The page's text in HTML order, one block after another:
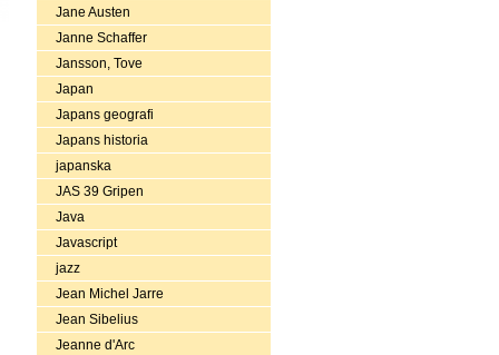
Jane Austen
Janne Schaffer
Jansson, Tove
Japan
Japans geografi
Japans historia
japanska
JAS 39 Gripen
Java
Javascript
jazz
Jean Michel Jarre
Jean Sibelius
Jeanne d'Arc